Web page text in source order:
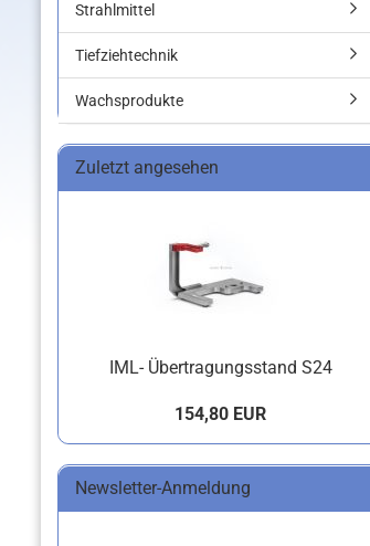
Strahlmittel
Tiefziehtechnik
Wachsprodukte
Zuletzt angesehen
IML- Übertragungsstand S24
154,80 EUR
Newsletter-Anmeldung